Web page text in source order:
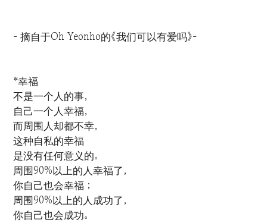
- 摘自于Oh Yeonho的《我们可以有爱吗》-
*幸福
不是一个人的事，
自己一个人幸福，
而周围人却都不幸，
这种自私的幸福
是没有任何意义的。
周围90%以上的人幸福了，
你自己也会幸福；
周围90%以上的人成功了，
你自己也会成功。